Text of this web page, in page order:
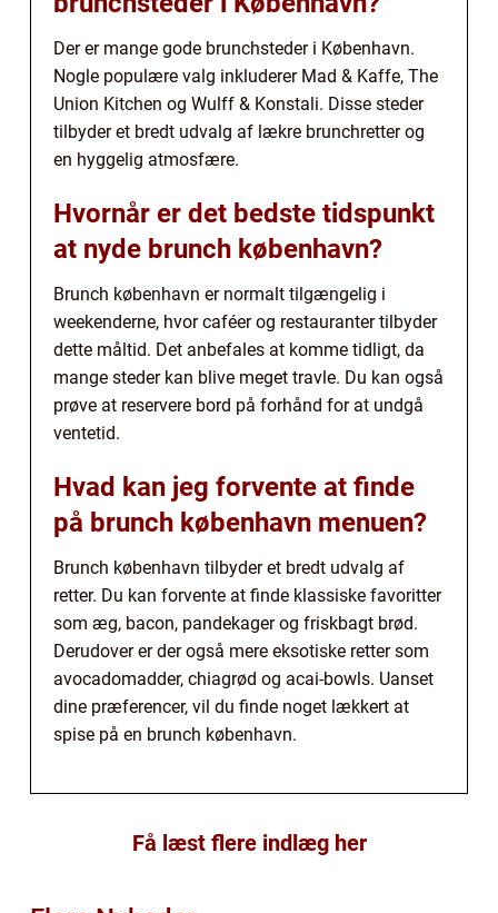
Der er mange gode brunchsteder i København.
Nogle populære valg inkluderer Mad & Kaffe, The
Union Kitchen og Wulff & Konstali. Disse steder
tilbyder et bredt udvalg af lækre brunchretter og
en hyggelig atmosfære.
Hvornår er det bedste tidspunkt
at nyde brunch københavn?
Brunch københavn er normalt tilgængelig i
weekenderne, hvor caféer og restauranter tilbyder
dette måltid. Det anbefales at komme tidligt, da
mange steder kan blive meget travle. Du kan også
prøve at reservere bord på forhånd for at undgå
ventetid.
Hvad kan jeg forvente at finde
på brunch københavn menuen?
Brunch københavn tilbyder et bredt udvalg af
retter. Du kan forvente at finde klassiske favoritter
som æg, bacon, pandekager og friskbagt brød.
Derudover er der også mere eksotiske retter som
avocadomadder, chiagrød og acai-bowls. Uanset
dine præferencer, vil du finde noget lækkert at
spise på en brunch københavn.
Få læst flere indlæg her